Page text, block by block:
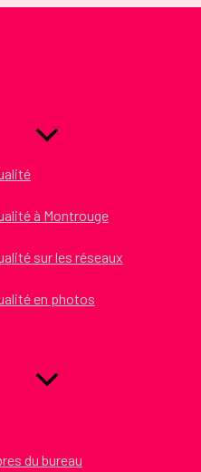
à Montrouge
sur les réseaux
en photos
du bureau